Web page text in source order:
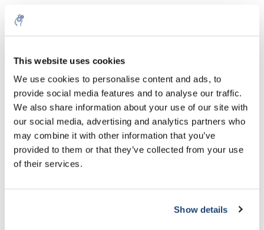
This website uses cookies
We use cookies to personalise content and ads, to
provide social media features and to analyse our traffic.
We also share information about your use of our site with
our social media, advertising and analytics partners who
may combine it with other information that you’ve
provided to them or that they’ve collected from your use
of their services.
Show details
€52,67
Un bicchiereè un semplice dispositivo di vetro per vari scopi nei
laboratori (principalmente scientifici). È concepito come una
tazza cilindrica con un bordo rovesciato nella parte superiore
e di solito un beccuccio. Una scala approssimativa del volume è
solitamente stampata sul lato. Oltre alla provetta e alla beuta di
Erlenmeyer, il becher è uno dei recipienti di vetro più
comunemente usati in laboratorio. Il becher viene utilizzato per
È economico, è facile da riempire grazie all'ampia apertura e
5% off for your next order
Sign up for our newsletter to stay informed about
our new products, and receive a 10% discount on
your next purchase for all chemical products from
our own brand 😀